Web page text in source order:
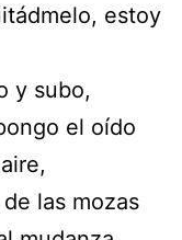
estoy
y subo,
el oído
las mozas